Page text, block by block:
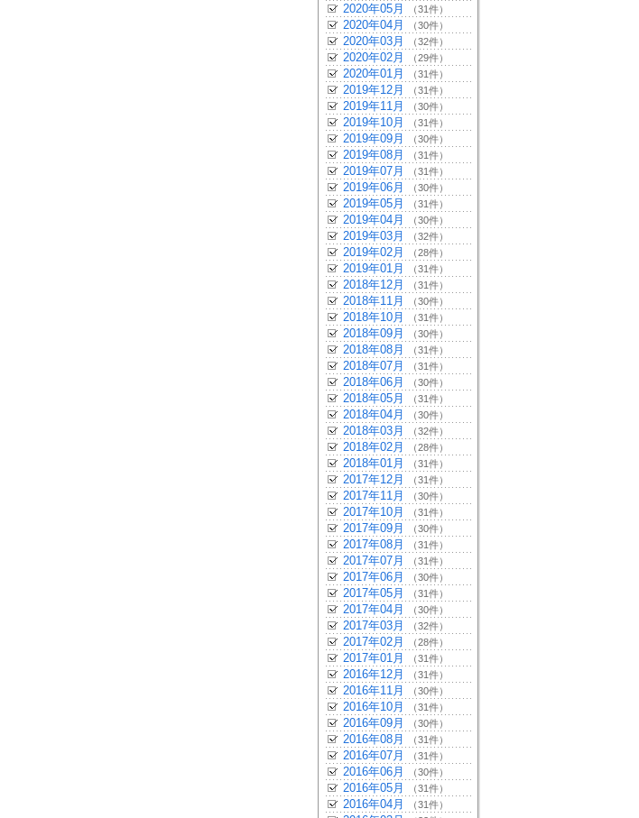
2020年05月 （31件）
2020年04月 （30件）
2020年03月 （32件）
2020年02月 （29件）
2020年01月 （31件）
2019年12月 （31件）
2019年11月 （30件）
2019年10月 （31件）
2019年09月 （30件）
2019年08月 （31件）
2019年07月 （31件）
2019年06月 （30件）
2019年05月 （31件）
2019年04月 （30件）
2019年03月 （32件）
2019年02月 （28件）
2019年01月 （31件）
2018年12月 （31件）
2018年11月 （30件）
2018年10月 （31件）
2018年09月 （30件）
2018年08月 （31件）
2018年07月 （31件）
2018年06月 （30件）
2018年05月 （31件）
2018年04月 （30件）
2018年03月 （32件）
2018年02月 （28件）
2018年01月 （31件）
2017年12月 （31件）
2017年11月 （30件）
2017年10月 （31件）
2017年09月 （30件）
2017年08月 （31件）
2017年07月 （31件）
2017年06月 （30件）
2017年05月 （31件）
2017年04月 （30件）
2017年03月 （32件）
2017年02月 （28件）
2017年01月 （31件）
2016年12月 （31件）
2016年11月 （30件）
2016年10月 （31件）
2016年09月 （30件）
2016年08月 （31件）
2016年07月 （31件）
2016年06月 （30件）
2016年05月 （31件）
2016年04月 （31件）